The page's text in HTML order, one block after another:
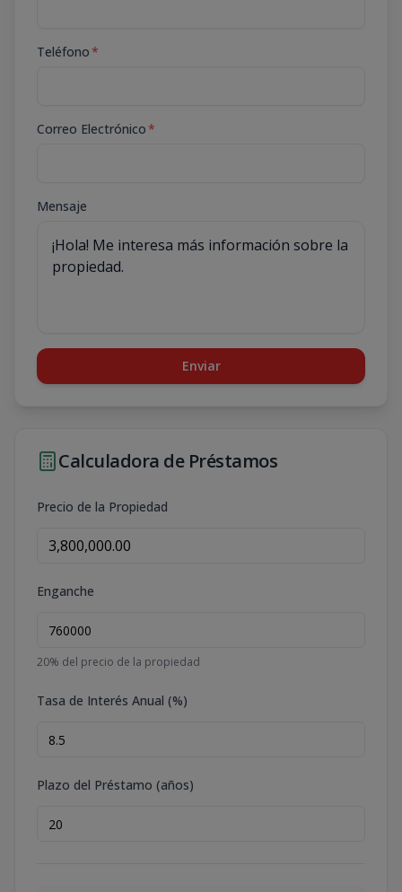
Teléfono*
Correo Electrónico*
Mensaje
Enviar
Calculadora de Préstamos
Precio de la Propiedad
Enganche
20% del precio de la propiedad
Tasa de Interés Anual (%)
Plazo del Préstamo (años)